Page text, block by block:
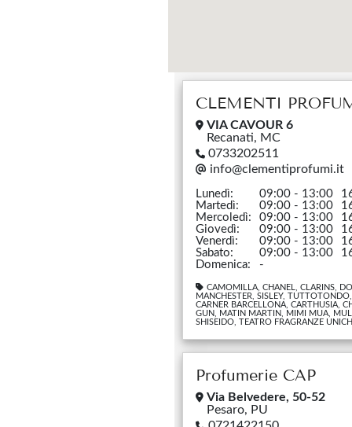
CLEMENTI
VIA CAVOUR 6
Recanati, MC
0733202511
info@clementiprofumi.it
Lunedì: 09:00 - 13:00
Martedì:
09:00 - 13:00
Mercoledì:
09:00 - 13:00
Giovedì:
09:00 - 13:00
Venerdì:
09:00 - 13:00
Sabato:
09:00 - 13:00
Domenica:
-
CAMOMILLA, CHANEL, CLARINS,
MANCHESTER, SISLEY,
CARNER BARCELLONA, CARTHUSIA,
GUN, MATIN MARTIN, MIMI MUA,
SHISEIDO, TEATRO FRAGRANZE
Profumerie CAP
Via Belvedere, 50-52
Pesaro, PU